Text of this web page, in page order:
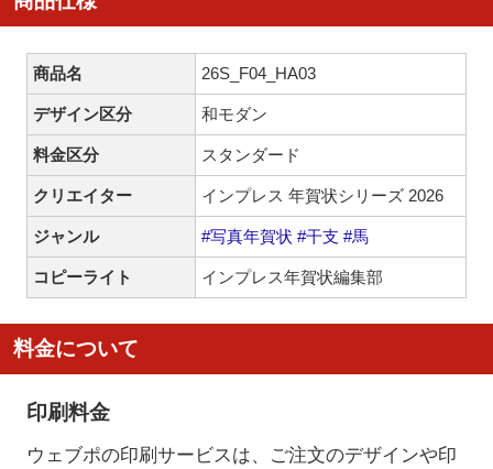
商品名 26S_F04_HA03
デザイン区分 和モダン
料金区分 スタンダード
クリエイター インプレス 年賀状シリーズ 2026
ジャンル #写真年賀状 #干支 #馬
コピーライト インプレス年賀状編集部
料金について
印刷料金
ウェブポの印刷サービスは、ご注文のデザインや印